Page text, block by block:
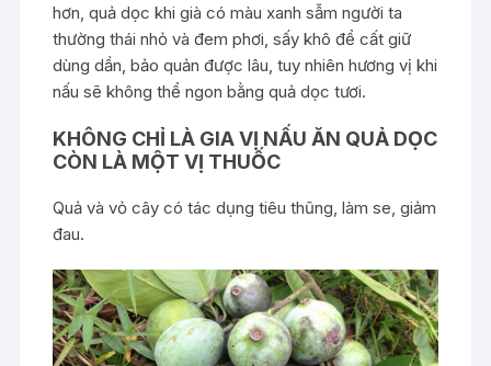
hơn, quả dọc khi già có màu xanh sẫm người ta
thường thái nhỏ và đem phơi, sấy khô để cất giữ
dùng dần, bảo quản được lâu, tuy nhiên hương vị khi
nấu sẽ không thể ngon bằng quả dọc tươi.
KHÔNG CHỈ LÀ GIA VỊ NẤU ĂN QUẢ DỌC
CÒN LÀ MỘT VỊ THUỐC
Quả và vỏ cây có tác dụng tiêu thũng, làm se, giảm
đau.